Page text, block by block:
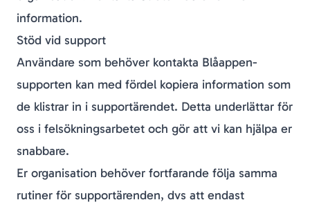
information.
Stöd vid support
Användare som behöver kontakta Blåappen-
supporten kan med fördel kopiera information som
de klistrar in i supportärendet. Detta underlättar för
oss i felsökningsarbetet och gör att vi kan hjälpa er
snabbare.
Er organisation behöver fortfarande följa samma
rutiner för supportärenden, dvs att endast